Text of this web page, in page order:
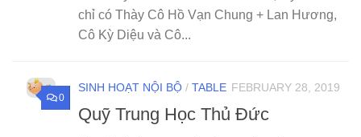
chỉ có Thày Cô Hồ Vạn Chung + Lan Hương,
Cô Kỳ Diệu và Cô...
0
SINH HOẠT NỘI BỘ / TABLE FEBRUARY 28, 2019
Quỹ Trung Học Thủ Đức